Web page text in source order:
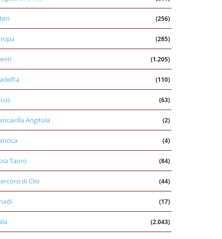
(256)
(285)
(1.205)
(110)
(63)
Angitola (2)
(4)
Tauro (84)
di Clio (44)
(17)
(2.043)